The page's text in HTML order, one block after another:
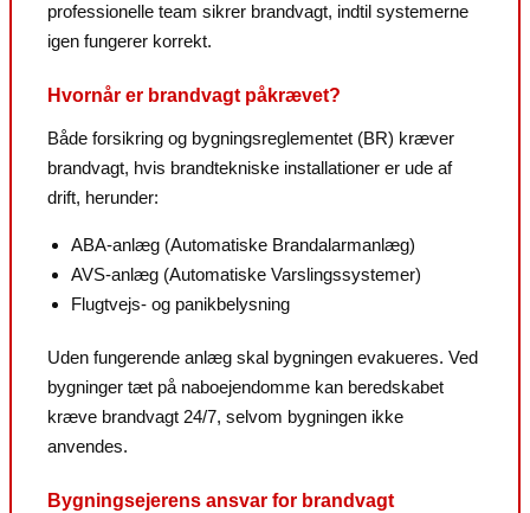
professionelle team sikrer brandvagt, indtil systemerne
igen fungerer korrekt.
Hvornår er brandvagt påkrævet?
Både forsikring og bygningsreglementet (BR) kræver
brandvagt, hvis brandtekniske installationer er ude af
drift, herunder:
ABA-anlæg (Automatiske Brandalarmanlæg)
AVS-anlæg (Automatiske Varslingssystemer)
Flugtvejs- og panikbelysning
Uden fungerende anlæg skal bygningen evakueres. Ved
bygninger tæt på naboejendomme kan beredskabet
kræve brandvagt 24/7, selvom bygningen ikke
anvendes.
Bygningsejerens ansvar for brandvagt